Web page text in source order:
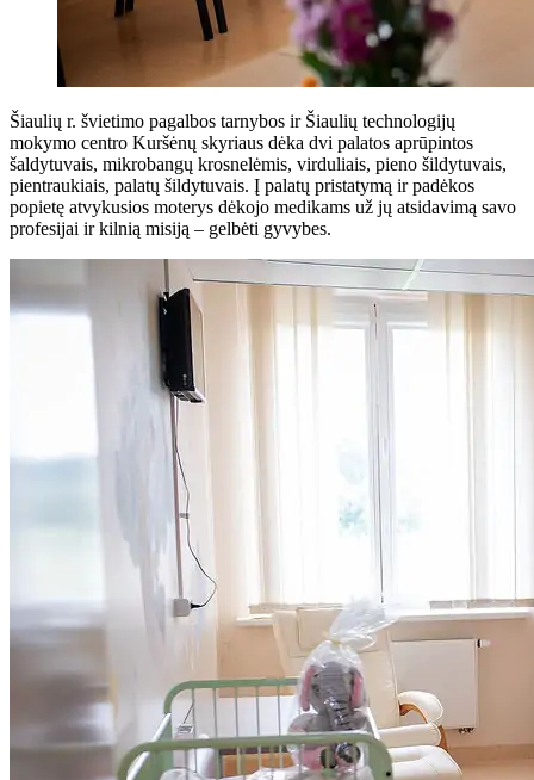
Šiaulių r. švietimo pagalbos tarnybos ir Šiaulių technologijų
mokymo centro Kuršėnų skyriaus dėka dvi palatos aprūpintos
šaldytuvais, mikrobangų krosnelėmis, virduliais, pieno šildytuvais,
pientraukiais, palatų šildytuvais. Į palatų pristatymą ir padėkos
popietę atvykusios moterys dėkojo medikams už jų atsidavimą savo
profesijai ir kilnią misiją – gelbėti gyvybes.